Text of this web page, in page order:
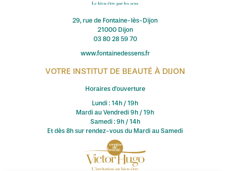
29, rue de Fontaine-lès-Dijon
21000 Dijon
03 80 28 59 70
www.fontainedessens.fr
VOTRE INSTITUT DE BEAUTÉ À DIJON
Horaires d'ouverture
Lundi : 14h / 19h
Mardi au Vendredi 9h / 19h
Samedi : 9h / 14h
Et dès 8h sur rendez-vous du Mardi au Samedi